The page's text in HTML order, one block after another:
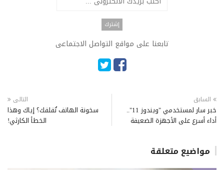
تابعنا على مواقع التواصل الاجتماعى
السابق
خبر سار لمستخدمي "ويندوز 11"..
أداء أسرع على الأجهزة الضعيفة
التالى
سخونة الهاتف تُقلقك؟ إياك وهذا
الخطأ الكارثي!
مواضيع متعلقة